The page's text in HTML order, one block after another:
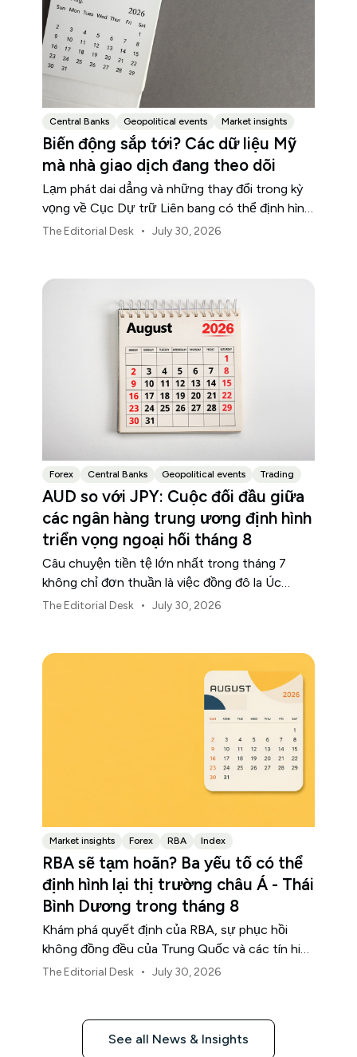
Central Banks Geopolitical events Market insights
Biến động sắp tới? Các dữ liệu Mỹ
mà nhà giao dịch đang theo dõi
Lạm phát dai dẳng và những thay đổi trong kỳ
vọng về Cục Dự trữ Liên bang có thể định hình
biến động của thị trường Mỹ trong suốt tháng
The Editorial Desk • July 30, 2026
Forex Central Banks Geopolitical events Trading
AUD so với JPY: Cuộc đối đầu giữa
các ngân hàng trung ương định hình
triển vọng ngoại hối tháng 8
Câu chuyện tiền tệ lớn nhất trong tháng 7
không chỉ đơn thuần là việc đồng đô la Úc
mạnh lên hay đồng yên Nhật suy yếu.
The Editorial Desk • July 30, 2026
Market insights Forex RBA Index
RBA sẽ tạm hoãn? Ba yếu tố có thể
định hình lại thị trường châu Á - Thái
Bình Dương trong tháng 8
Khám phá quyết định của RBA, sự phục hồi
không đồng đều của Trung Quốc và các tín hiệu
từ Ngân hàng Trung ương Nhật Bản đang định
The Editorial Desk • July 30, 2026
See all News & Insights